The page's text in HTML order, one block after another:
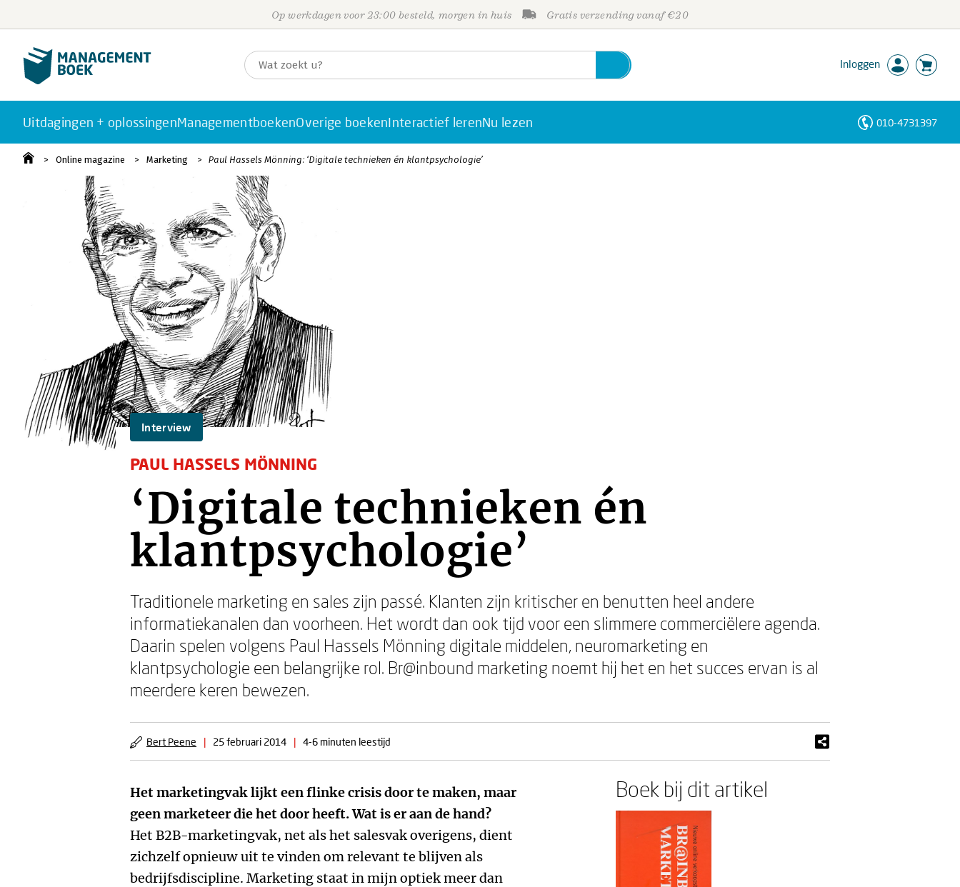
Op werkdagen voor 23:00 besteld, morgen in huis Gratis verzending vanaf €20
Inloggen
Uitdagingen + oplossingenManagementboekenOverige boekenInteractief lerenNu lezen 010-4731397
Online magazine Marketing Paul Hassels Mönning: ‘Digitale technieken én klantpsychologie’
Interview
PAUL HASSELS MÖNNING
‘Digitale technieken én
klantpsychologie’
Traditionele marketing en sales zijn passé. Klanten zijn kritischer en benutten heel andere
informatiekanalen dan voorheen. Het wordt dan ook tijd voor een slimmere commerciëlere agenda.
Daarin spelen volgens Paul Hassels Mönning digitale middelen, neuromarketing en
klantpsychologie een belangrijke rol. Br@inbound marketing noemt hij het en het succes ervan is al
meerdere keren bewezen.
Bert Peene | 25 februari 2014 | 4-6 minuten leestijd
Het marketingvak lijkt een flinke crisis door te maken, maar
geen marketeer die het door heeft. Wat is er aan de hand?
Het B2B-marketingvak, net als het salesvak overigens, dient
zichzelf opnieuw uit te vinden om relevant te blijven als
bedrijfsdiscipline. Marketing staat in mijn optiek meer dan
Boek bij dit artikel
Personen